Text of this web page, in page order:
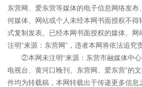
东营网、爱东营等媒体的电子信息网络发
何媒体、网站或个人未经本网书面授权不得
式复制发表。已经本网书面授权的媒体、网
注明“来源：东营网”，违者本网将依法追究
②本网未注明“来源：东营市融媒体中
电视台、黄河口晚刊、东营网、爱东营”的
件均为转载稿，本网转载出于传递更多信息